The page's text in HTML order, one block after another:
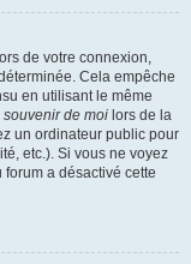
lors de votre connexion,
Cela empêche
en utilisant le même
souvenir de moi lors de la
un ordinateur public pour
etc.). Si vous ne voyez
a désactivé cette